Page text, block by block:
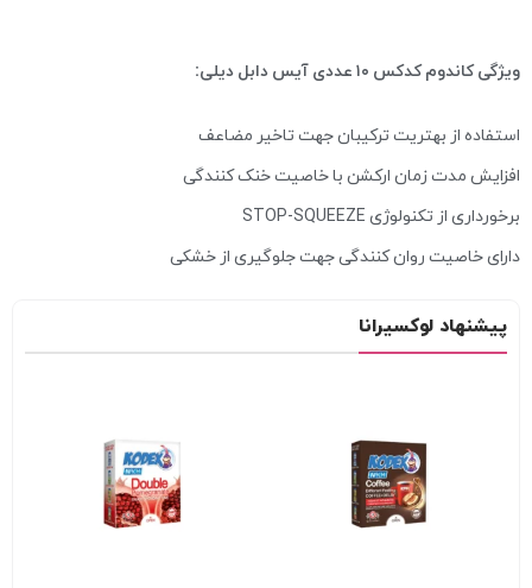
ویژگی کاندوم کدکس ۱۰ عددی آیس دابل دیلی:
استفاده از بهتریت ترکیبان جهت تاخیر مضاعف
افزایش مدت زمان ارکشن با خاصیت خنک کنندگی
برخورداری از تکنولوژی STOP-SQUEEZE
دارای خاصیت روان کنندگی جهت جلوگیری از خشکی
پیشنهاد لوکسیرانا